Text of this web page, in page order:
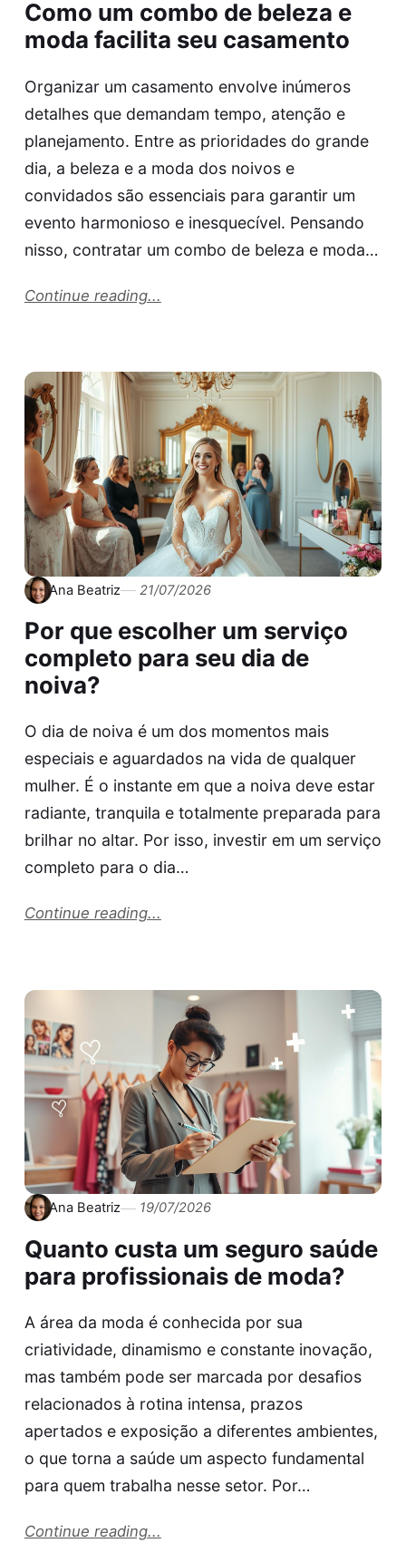
Como um combo de beleza e
moda facilita seu casamento
Organizar um casamento envolve inúmeros
detalhes que demandam tempo, atenção e
planejamento. Entre as prioridades do grande
dia, a beleza e a moda dos noivos e
convidados são essenciais para garantir um
evento harmonioso e inesquecível. Pensando
nisso, contratar um combo de beleza e moda…
Continue reading...
Ana Beatriz 21/07/2026
Por que escolher um serviço
completo para seu dia de
noiva?
O dia de noiva é um dos momentos mais
especiais e aguardados na vida de qualquer
mulher. É o instante em que a noiva deve estar
radiante, tranquila e totalmente preparada para
brilhar no altar. Por isso, investir em um serviço
completo para o dia…
Continue reading...
Ana Beatriz 19/07/2026
Quanto custa um seguro saúde
para profissionais de moda?
A área da moda é conhecida por sua
criatividade, dinamismo e constante inovação,
mas também pode ser marcada por desafios
relacionados à rotina intensa, prazos
apertados e exposição a diferentes ambientes,
o que torna a saúde um aspecto fundamental
para quem trabalha nesse setor. Por…
Continue reading...